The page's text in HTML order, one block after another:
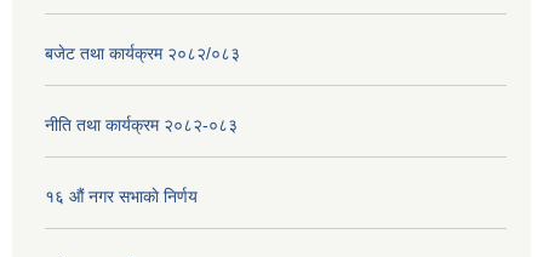
बजेट तथा कार्यक्रम २०८२/०८३
नीति तथा कार्यक्रम २०८२-०८३
१६ ‌औं नगर सभाकाे निर्णय